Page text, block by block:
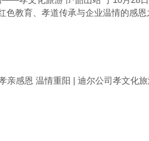
色教育、孝道传承与企业温情的感